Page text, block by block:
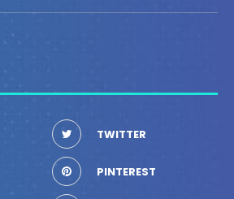
TWITTER
PINTEREST